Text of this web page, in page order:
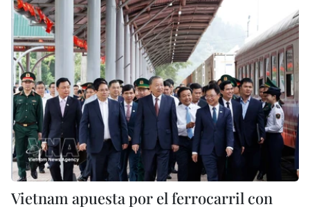
Vietnam apuesta por el ferrocarril con